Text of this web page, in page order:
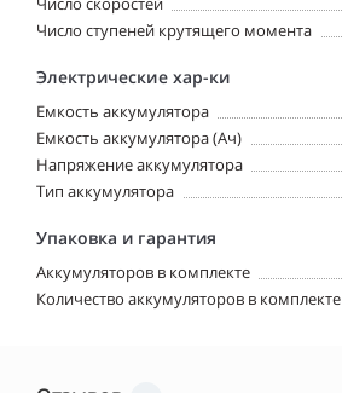
Число ступеней крутящего момента
Электрические хар-ки
Емкость аккумулятора
Емкость аккумулятора (Ач)
Напряжение аккумулятора
Тип аккумулятора
Упаковка и гарантия
Аккумуляторов в комплекте
Количество аккумуляторов в комплекте